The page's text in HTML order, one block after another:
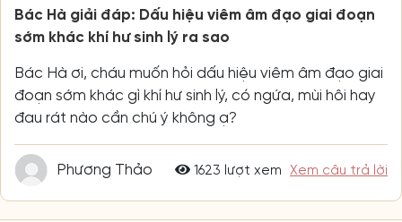
Bác Hà giải đáp: Dấu hiệu viêm âm đạo giai đoạn
sớm khác khí hư sinh lý ra sao
Bác Hà ơi, cháu muốn hỏi dấu hiệu viêm âm đạo giai
đoạn sớm khác gì khí hư sinh lý, có ngứa, mùi hôi hay
đau rát nào cần chú ý không ạ?
Phương Thảo 1623 lượt xem Xem câu trả lời